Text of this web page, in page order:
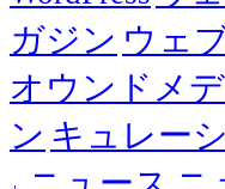
ガジン ウェ
オウンドメ
ン キュレー